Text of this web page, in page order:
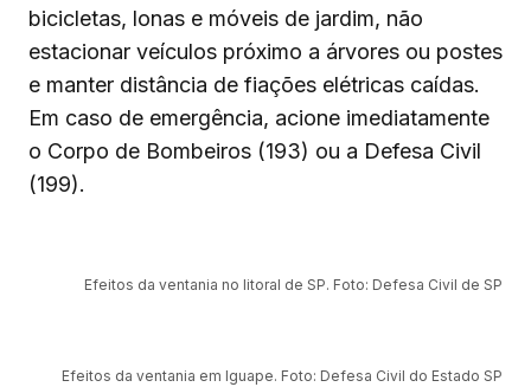
bicicletas, lonas e móveis de jardim, não
estacionar veículos próximo a árvores ou postes
e manter distância de fiações elétricas caídas.
Em caso de emergência, acione imediatamente
o Corpo de Bombeiros (193) ou a Defesa Civil
(199).
Efeitos da ventania no litoral de SP. Foto: Defesa Civil de SP
Efeitos da ventania em Iguape. Foto: Defesa Civil do Estado SP